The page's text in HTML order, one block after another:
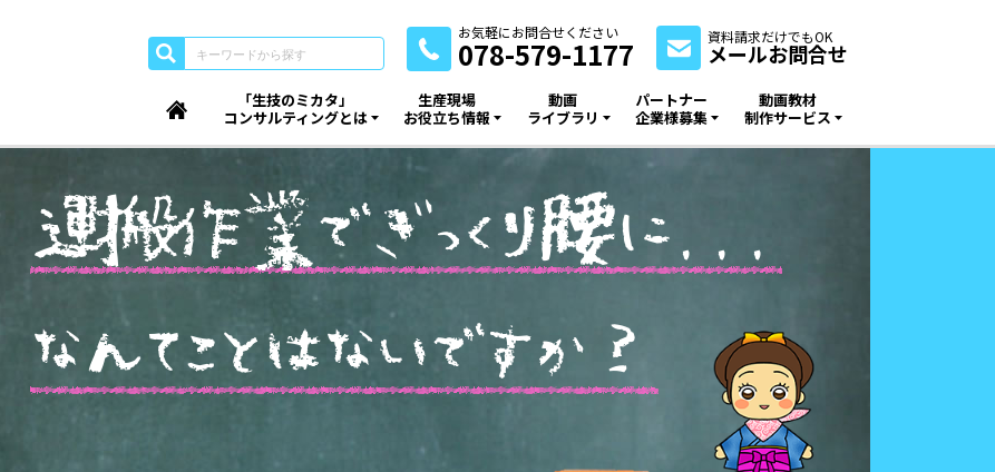
お気軽にお問合せください
078-579-1177 資料請求だけでもOK
メールお問合せ
「生技のミカタ」
コンサルティングとは
生産現場
お役立ち情報
動画
ライブラリ
パートナー
企業様募集
動画教材
制作サービス
運搬作業でぎっくり腰に. . .
なんてことはないですか ？